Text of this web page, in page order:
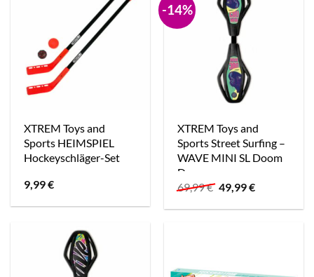
XTREM Toys and
Sports HEIMSPIEL
Hockeyschläger-Set
9,99€
-14%
XTREM Toys and
Sports Street Surfing –
WAVE MINI SL Doom
Dog
69,99€ Ursprünglicher
Preis
war:
49,99€Aktueller
ist: